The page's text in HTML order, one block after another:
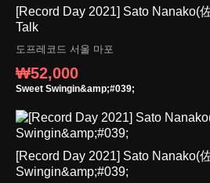
[Record Day 2021] Sato Nanako(
Talk
도프레코드 서울 마포
₩52,000
Sweet Swingin&amp;#039;
[Record Day 2021] Sato Nanako(
Swingin&amp;#039;